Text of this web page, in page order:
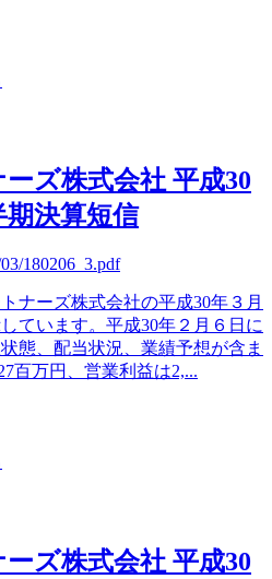
ズ株式会社 平成30
期決算短信
180206_3.pdf
ナーズ株式会社の平成30年３月
ています。平成30年２月６日に
態、配当状況、業績予想が含ま
百万円、営業利益は2,...
ズ株式会社 平成30